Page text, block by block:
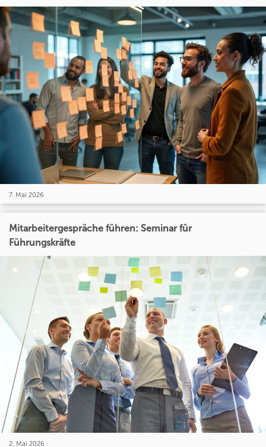
7. Mai 2026
Mitarbeitergespräche führen: Seminar für
Führungskräfte
2. Mai 2026